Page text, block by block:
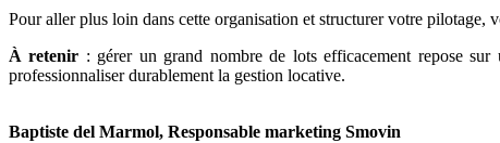
Pour aller plus loin dans cette organisation et structurer votre
À retenir : gérer un grand nombre de lots efficacement repose
professionnaliser durablement la gestion locative.
Baptiste del Marmol, Responsable marketing Smovin